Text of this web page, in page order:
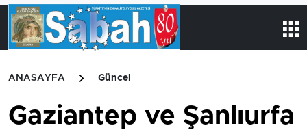
ANASAYFA Güncel
Gaziantep ve Şanlıurfa